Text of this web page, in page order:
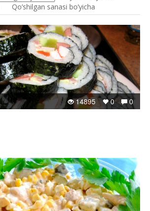
Qo’shilgan sanasi bo’yicha
0
0
14895